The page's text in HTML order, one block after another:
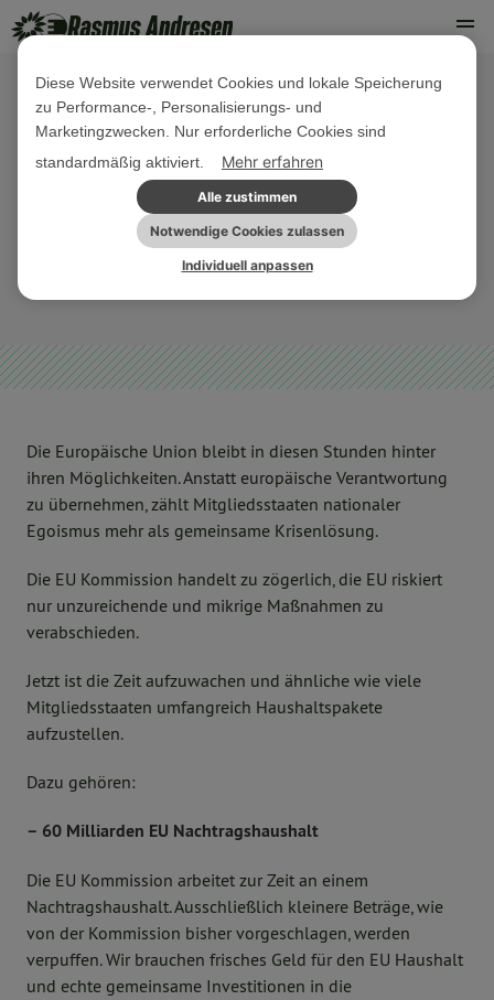
26. MÄRZ 2020
PE Die EU muss ihre Wirtschafts-
und Haushaltspolitik nun drastisch
umdenken!
Die Europäische Union bleibt in diesen Stunden hinter
ihren Möglichkeiten. Anstatt europäische Verantwortung
zu übernehmen, zählt Mitgliedsstaaten nationaler
Egoismus mehr als gemeinsame Krisenlösung.
Die EU Kommission handelt zu zögerlich, die EU riskiert
nur unzureichende und mikrige Maßnahmen zu
verabschieden.
Jetzt ist die Zeit aufzuwachen und ähnliche wie viele
Mitgliedsstaaten umfangreich Haushaltspakete
aufzustellen.
Dazu gehören:
– 60 Milliarden EU Nachtragshaushalt
Die EU Kommission arbeitet zur Zeit an einem
Nachtragshaushalt. Ausschließlich kleinere Beträge, wie
von der Kommission bisher vorgeschlagen, werden
verpuffen. Wir brauchen frisches Geld für den EU Haushalt
und echte gemeinsame Investitionen in die
Diese Website verwendet Cookies und lokale Speicherung
zu Performance-, Personalisierungs- und
Marketingzwecken. Nur erforderliche Cookies sind
standardmäßig aktiviert.
Mehr erfahren
Alle zustimmen
Notwendige Cookies zulassen
Individuell anpassen